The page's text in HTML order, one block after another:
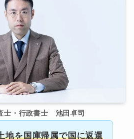
士・行政書士 池田卓司
地を国庫帰属で国に返還